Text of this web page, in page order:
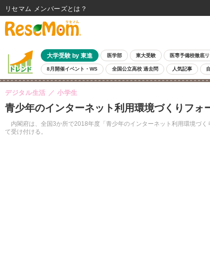
大学受験 by 東進 医学部 東大受験 医専予備校徹底
8月開催イベント・WS 全国公立高校 過去問 人気記事
青少年のインターネット利用環境づくりフォ
内閣府は、全国3か所で2018年度「青少年のインターネット利用環境づ
て受け付ける。
デジタル生活 小学生
リセマム メンバーズ